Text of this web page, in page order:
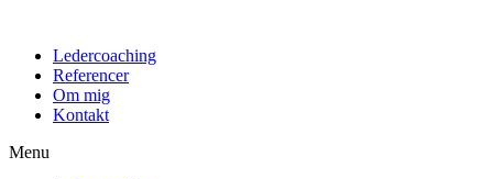
indholdLedercoaching
Referencer
Om mig
Kontakt
Menu